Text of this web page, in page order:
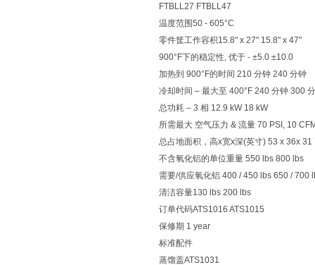
FTBLL27 FTBLL47
温度范围50 - 605°C
零件筐工作容积15.8" x 27" 15.8" x 47"
900°F下的稳定性, 优于 - ±5.0 ±10.0
加热到 900°F的时间 210 分钟 240 分钟
冷却时间 – 最大至 400°F 240 分钟 300
总功耗 – 3 相 12.9 kW 18 kW
所需最大 空气压力 & 流量 70 PSI, 10
总占地面积，高x宽x深(英寸) 53 x 36x 31
不含氧化铝的单位重量 550 lbs 800 lbs
需要/供应氧化铝 400 / 450 lbs 650 / 700
清洁容量130 lbs 200 lbs
订单代码ATS1016 ATS1015
保修期 1 year
标准配件
蒸馏盖ATS1031